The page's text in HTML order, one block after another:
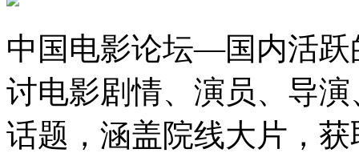
中国电影论坛—国内活跃
讨电影剧情、演员、导
话题，涵盖院线大片，